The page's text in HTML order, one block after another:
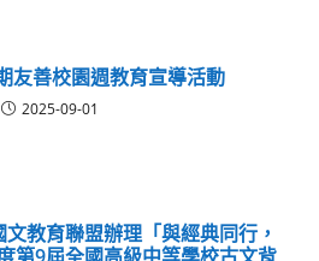
友善校園週教育宣導活動
2025-09-01
教育聯盟辦理「與經典同行，
第9屆全國高級中等學校古文背